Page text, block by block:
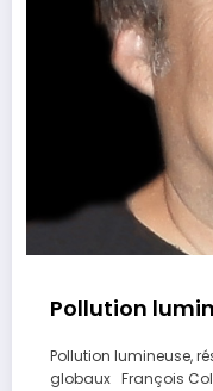
Pollution
Pollution lumineuse,
globaux François